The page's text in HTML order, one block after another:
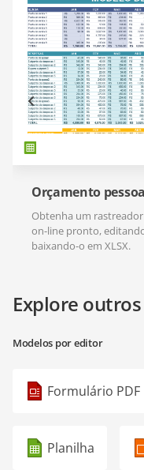
Orçamento
Obtenha um
on-line pronto,
baixando-o em XLSX.
Explore
Modelos por editor
Formulário PDF
Planilha